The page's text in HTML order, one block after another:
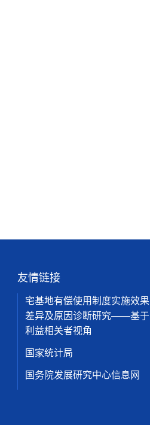
友情链接
宅基地有偿使用制度实施效果
差异及原因诊断研究——基于
利益相关者视角
国家统计局
国务院发展研究中心信息网